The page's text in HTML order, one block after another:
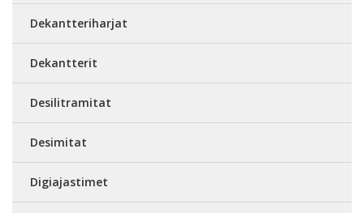
Dekantteriharjat
Dekantterit
Desilitramitat
Desimitat
Digiajastimet